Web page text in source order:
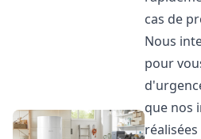
cas de
Nous
pour
que nos